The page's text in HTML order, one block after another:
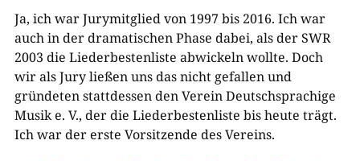
Ja, ich war Jurymitglied von 1997 bis 2016. Ich war
auch in der dramatischen Phase dabei, als der SWR
2003 die Liederbestenliste abwickeln wollte. Doch
wir als Jury ließen uns das nicht gefallen und
gründeten stattdessen den Verein Deutschsprachige
Musik e. V., der die Liederbestenliste bis heute trägt.
Ich war der erste Vorsitzende des Vereins.